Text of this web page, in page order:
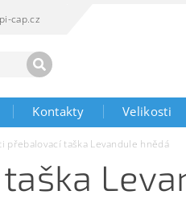
cap.cz
Kontakty Velikosti
přebalovací taška Levandule hnědá